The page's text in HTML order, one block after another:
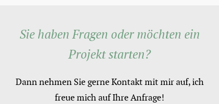
Sie haben Fragen oder möchten ein
Projekt starten?
Dann nehmen Sie gerne Kontakt mit mir auf, ich
freue mich auf Ihre Anfrage!